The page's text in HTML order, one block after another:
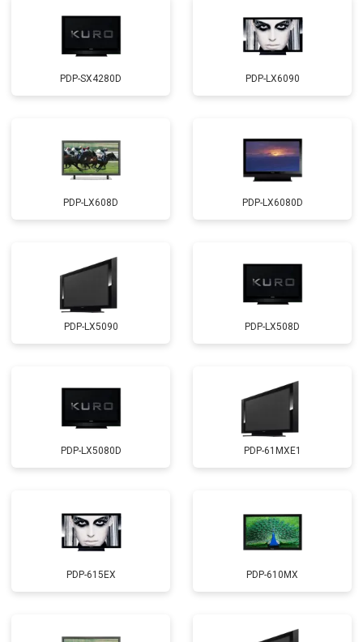
PDP-SX4280D PDP-LX6090
PDP-LX608D PDP-LX6080D
PDP-LX5090 PDP-LX508D
PDP-LX5080D PDP-61MXE1
PDP-615EX PDP-610MX